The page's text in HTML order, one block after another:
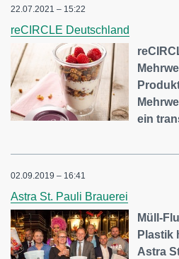
22.07.2021 – 15:22
reCIRCLE Deutschland
ein
02.09.2019 – 16:41
Astra St. Pauli Brauerei
Müll-
Plastik
Astra